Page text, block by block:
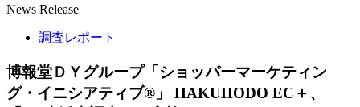
News Release
調査レポート
博報堂ＤＹグループ「ショッパーマーケティン
グ・イニシアティブ®」 HAKUHODO EC＋、